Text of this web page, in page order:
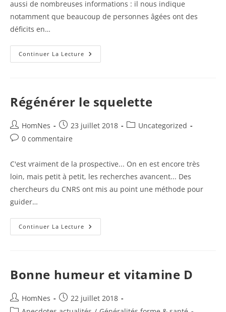
aussi de nombreuses informations : il nous indique
notamment que beaucoup de personnes âgées ont des
déficits en…
Continuer La Lecture Petits
Pains
Régénérer le squelette
Auteur/autrice
de
HomNes
Publication
publiée :
23 juillet 2018
PostUncategorized
Commentaires
la
publication :
0 commentaire
C'est vraiment de la prospective... On en est encore très
loin, mais petit à petit, les recherches avancent... Des
chercheurs du CNRS ont mis au point une méthode pour
guider…
Continuer La Lecture Régénérer
Le
Bonne humeur et vitamine D
Auteur/autrice
de
HomNes
Publication
publiée :
22 juillet 2018